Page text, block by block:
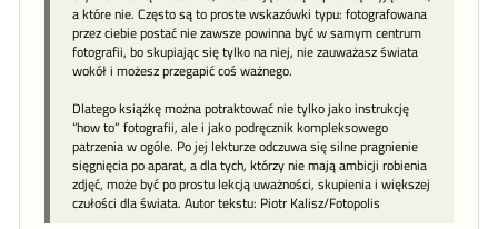
a które nie. Często są to proste wskazówki typu: fotografowana
przez ciebie postać nie zawsze powinna być w samym centrum
fotografii, bo skupiając się tylko na niej, nie zauważasz świata
wokół i możesz przegapić coś ważnego.
Dlatego książkę można potraktować nie tylko jako instrukcję
“how to” fotografii, ale i jako podręcznik kompleksowego
patrzenia w ogóle. Po jej lekturze odczuwa się silne pragnienie
sięgnięcia po aparat, a dla tych, którzy nie mają ambicji robienia
zdjęć, może być po prostu lekcją uważności, skupienia i większej
czułości dla świata. Autor tekstu: Piotr Kalisz/Fotopolis